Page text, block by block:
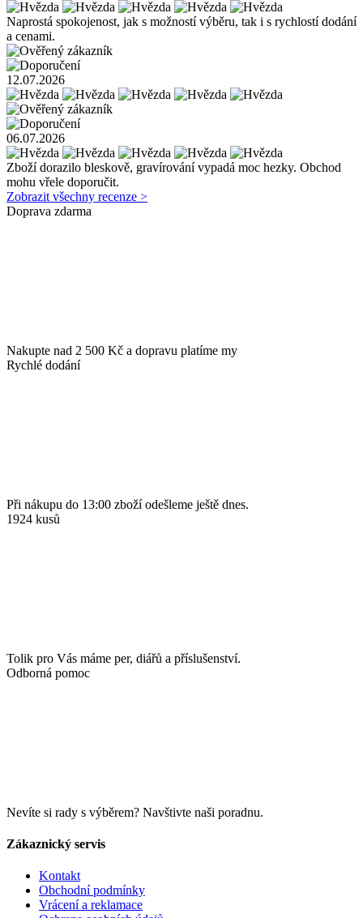
Naprostá spokojenost, jak s možností výběru, tak i s rychlostí dodání
a cenami.
12.07.2026
06.07.2026
Zboží dorazilo bleskově, gravírování vypadá moc hezky. Obchod
mohu vřele doporučit.
Zobrazit všechny recenze >
Doprava zdarma
Nakupte nad 2 500 Kč a dopravu platíme my
Rychlé dodání
Při nákupu do 13:00 zboží odešleme ještě dnes.
1924 kusů
Tolik pro Vás máme per, diářů a příslušenství.
Odborná pomoc
Nevíte si rady s výběrem? Navštivte naši poradnu.
Zákaznický servis
Kontakt
Obchodní podmínky
Vrácení a reklamace